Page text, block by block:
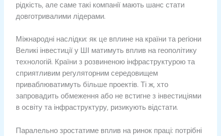
рідкість, але саме такі компанії мають шанс стати
довготривалими лідерами.
Міжнародні наслідки: як це вплине на країни та регіони
Великі інвестиції у ШІ матимуть вплив на геополітику
технологій. Країни з розвиненою інфраструктурою та
сприятливим регуляторним середовищем
приваблюватимуть більше проектів. Ті ж, хто
запровадить обмеження або не встигне з інвестиціями
в освіту та інфраструктуру, ризикують відстати.
Паралельно зростатиме вплив на ринок праці: потрібні